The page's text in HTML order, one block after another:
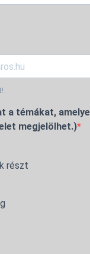
a témákat,
megjelölhet.)
részt